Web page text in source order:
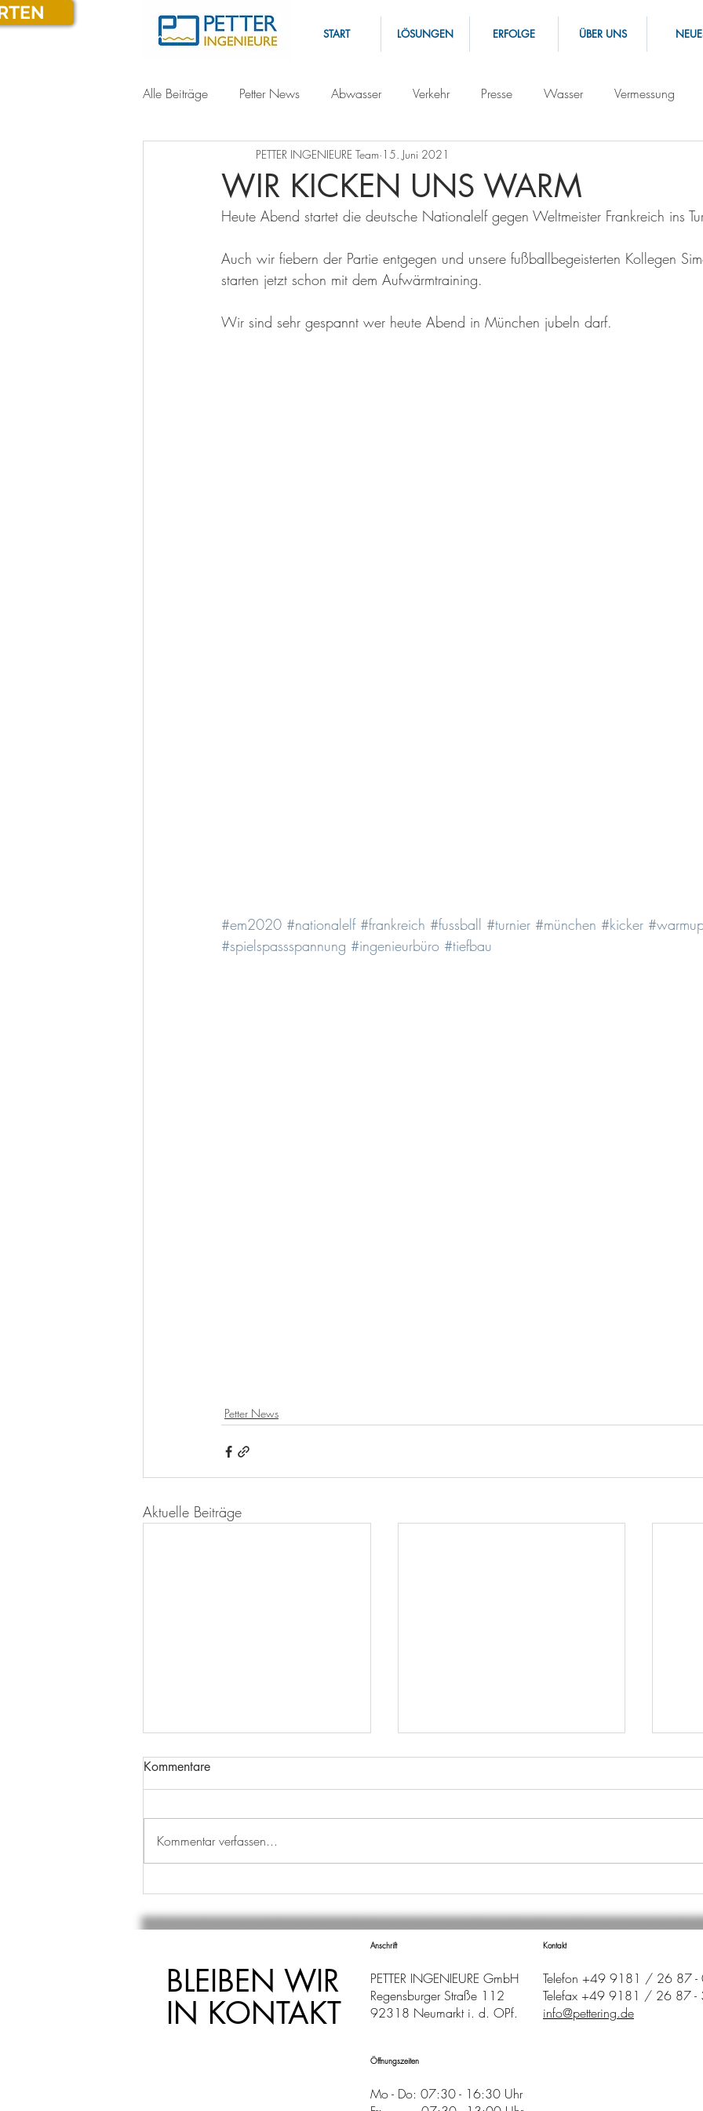
START LÖSUNGEN ERFOLGE ÜBER UNS
Alle Beiträge Petter News Abwasser Verkehr Presse Wasser Vermessung
WIR KICKEN UNS WARM
PETTER INGENIEURE Team 15. Juni 2021
Heute Abend startet die deutsche Nationalelf gegen Weltmeister Frankreich ins
Auch wir fiebern der Partie entgegen und unsere fußballbegeisterten Kollegen
starten jetzt schon mit dem Aufwärmtraining.
Wir sind sehr gespannt wer heute Abend in München jubeln darf.
#em2020 #nationalelf #frankreich #fussball #turnier #münchen #kicker
#spielspassspannung #ingenieurbüro #tiefbau
Petter News
Aktuelle Beiträge
WECHSEL IN DER
Kommentare
Kommentar verfassen...
BLEIBEN WIR
IN KONTAKT
Anschrift
PETTER INGENIEURE GmbH
Regensburger Straße 112
92318 Neumarkt i. d. OPf.
Kontakt
Telefon +49 9181 / 26 87 -
Telefax +49 9181 / 26 87 -
info@pettering.de
Öffnungszeiten
Mo - Do: 07:30 - 16:30 Uhr